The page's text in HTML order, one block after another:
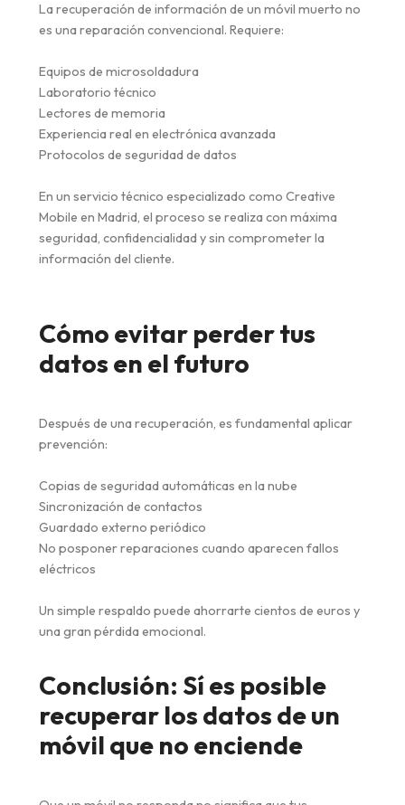
La recuperación de información de un móvil muerto no
es una reparación convencional. Requiere:
Equipos de microsoldadura
Laboratorio técnico
Lectores de memoria
Experiencia real en electrónica avanzada
Protocolos de seguridad de datos
En un servicio técnico especializado como Creative
Mobile en Madrid, el proceso se realiza con máxima
seguridad, confidencialidad y sin comprometer la
información del cliente.
Cómo evitar perder tus
datos en el futuro
Después de una recuperación, es fundamental aplicar
prevención:
Copias de seguridad automáticas en la nube
Sincronización de contactos
Guardado externo periódico
No posponer reparaciones cuando aparecen fallos
eléctricos
Un simple respaldo puede ahorrarte cientos de euros y
una gran pérdida emocional.
Conclusión: Sí es posible
recuperar los datos de un
móvil que no enciende